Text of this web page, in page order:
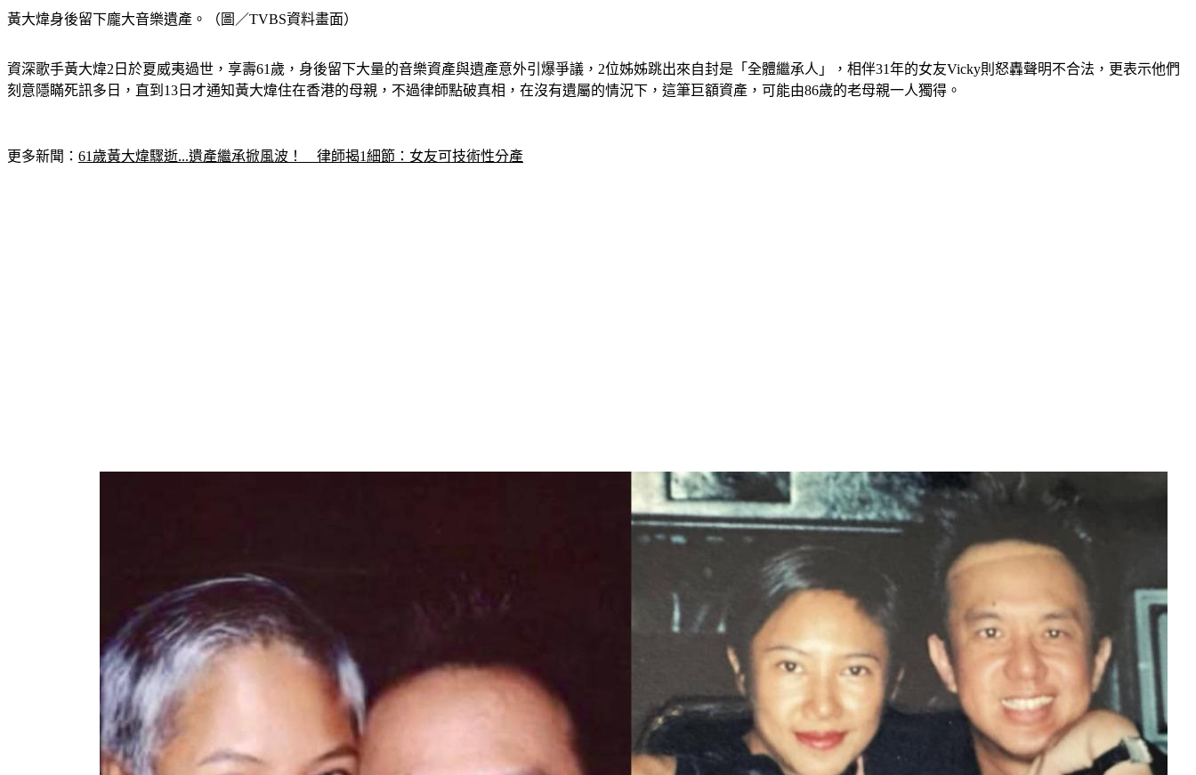
黃大煒身後留下龐大音樂遺產。（圖／TVBS資料畫面）
資深歌手黃大煒2日於夏威夷過世，享壽61歲，身後留下大量的音樂資產與遺產意外引爆爭議，2位姊姊跳出來自封是「全體繼承人」，相伴31年的女友Vicky則怒轟聲明不合法，更表示他們
刻意隱瞞死訊多日，直到13日才通知黃大煒住在香港的母親，不過律師點破真相，在沒有遺屬的情況下，這筆巨額資產，可能由86歲的老母親一人獨得。
更多新聞： 61歲黃大煒驟逝...遺產繼承掀風波！　律師揭1細節：女友可技術性分產